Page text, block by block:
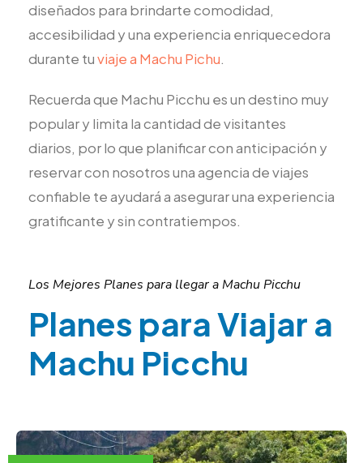
diseñados para brindarte comodidad,
accesibilidad y una experiencia enriquecedora
durante tuviaje a Machu Pichu.
Recuerda que Machu Picchu es un destino muy
popular y limita la cantidad de visitantes
diarios, por lo que planificar con anticipación y
reservar con nosotros una agencia de viajes
confiable te ayudará a asegurar una experiencia
gratificante y sin contratiempos.
Los Mejores Planes para llegar a Machu Picchu
Planes para Viajar a
Machu Picchu